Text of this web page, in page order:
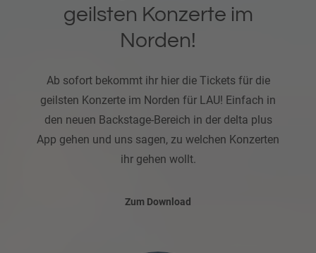
geilsten Konzerte im
Norden!
Ab sofort bekommt ihr hier die Tickets für die
geilsten Konzerte im Norden für LAU! Einfach in
den neuen Backstage-Bereich in der delta plus
App gehen und uns sagen, zu welchen Konzerten
ihr gehen wollt.
Zum Download